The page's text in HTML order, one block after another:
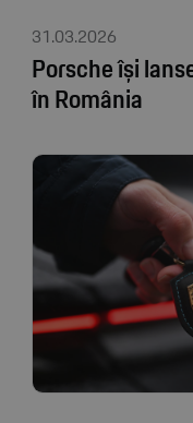
31.03.2026
Porsche își
în România